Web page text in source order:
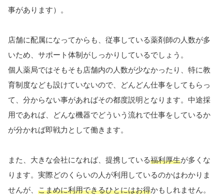
事があります）。
店舗に配属になってからも、従事している薬剤師の人数が多
いため、サポート体制がしっかりしているでしょう。
個人薬局ではそもそも店舗内の人数が少なかったり、特に教
育制度なども設けていないので、どんどん仕事をしてもらっ
て、分からない事があればその都度説明となります。中途採
用であれば、どんな機器でどういう流れで仕事をしているか
が分かれば即戦力として働きます。
また、大きな会社になれば、提携している福利厚生が多くな
ります。実際どのくらいの人が利用しているのかはわかりま
せんが、 こまめに利用できるひとにはお得かもしれません。